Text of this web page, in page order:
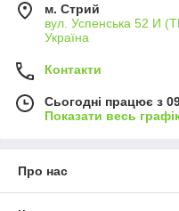
м. Стрий
вул. Успенська 52 И
Україна
Контакти
Сьогодні працює з
Показати весь
Про нас